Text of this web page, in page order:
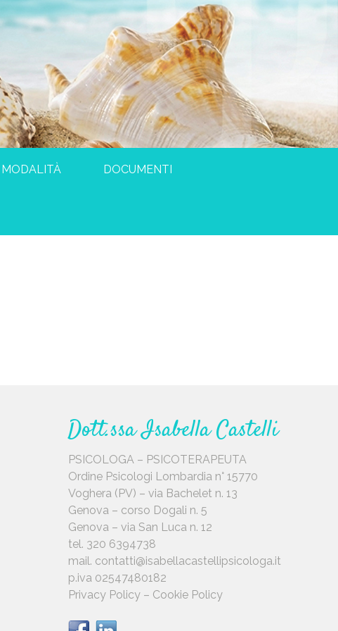
MODALITÀ DOCUMENTI
Dott.ssa Isabella Castelli
PSICOLOGA – PSICOTERAPEUTA
Ordine Psicologi Lombardia n° 15770
Voghera (PV) – via Bachelet n. 13
Genova – corso Dogali n. 5
Genova – via San Luca n. 12
tel. 320 6394738
mail. contatti@isabellacastellipsicologa.it
p.iva 02547480182
Privacy Policy – Cookie Policy